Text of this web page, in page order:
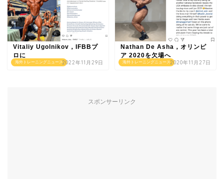
海外トレーニングニュース
Vitaliy Ugolnikov，IFBBプ
ロに
2022年11月29日 海外トレーニングニュース
Nathan De Asha，オリンピ
ア 2020を欠場へ
2020年11月27日
スポンサーリンク